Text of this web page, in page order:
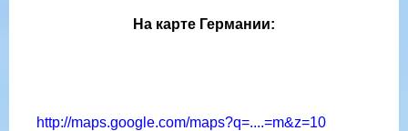
На карте Германии:
http://maps.google.com/maps?q=....=m&z=10